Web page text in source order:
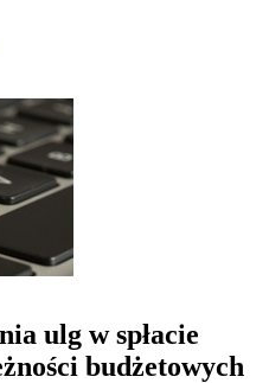
ulg w spłacie
budżetowych